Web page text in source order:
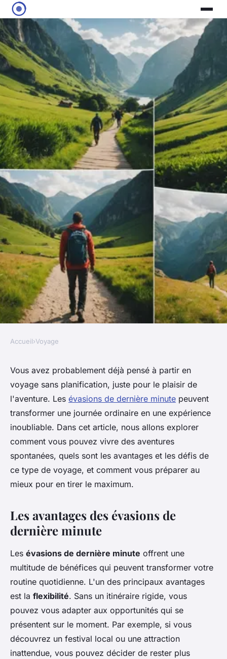
VOYAGE
Évasions de dernière minute :
vivez des aventures
spontanées !
muriel•6 février 2025•6 min de lecture
Accueil›Voyage
Vous avez probablement déjà pensé à partir en
voyage sans planification, juste pour le plaisir de
l'aventure. Les évasions de dernière minute peuvent
transformer une journée ordinaire en une expérience
inoubliable. Dans cet article, nous allons explorer
comment vous pouvez vivre des aventures
spontanées, quels sont les avantages et les défis de
ce type de voyage, et comment vous préparer au
mieux pour en tirer le maximum.
Les avantages des évasions de
dernière minute
Les évasions de dernière minute offrent une
multitude de bénéfices qui peuvent transformer votre
routine quotidienne. L'un des principaux avantages
est la flexibilité. Sans un itinéraire rigide, vous
pouvez vous adapter aux opportunités qui se
présentent sur le moment. Par exemple, si vous
découvrez un festival local ou une attraction
inattendue, vous pouvez décider de rester plus